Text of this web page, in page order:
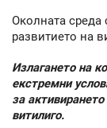
Околната
развитието на
Излагането на
екстремни
за
витилиго.